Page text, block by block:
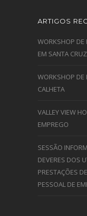
ARTIGOS
WORKSHOP DE
EM SANTA CRUZ
WORKSHOP DE
CALHETA
VALLEY VIEW
EMPREGO
SESSÃO
DEVERES DOS
PRESTAÇÕES
PESSOAL DE